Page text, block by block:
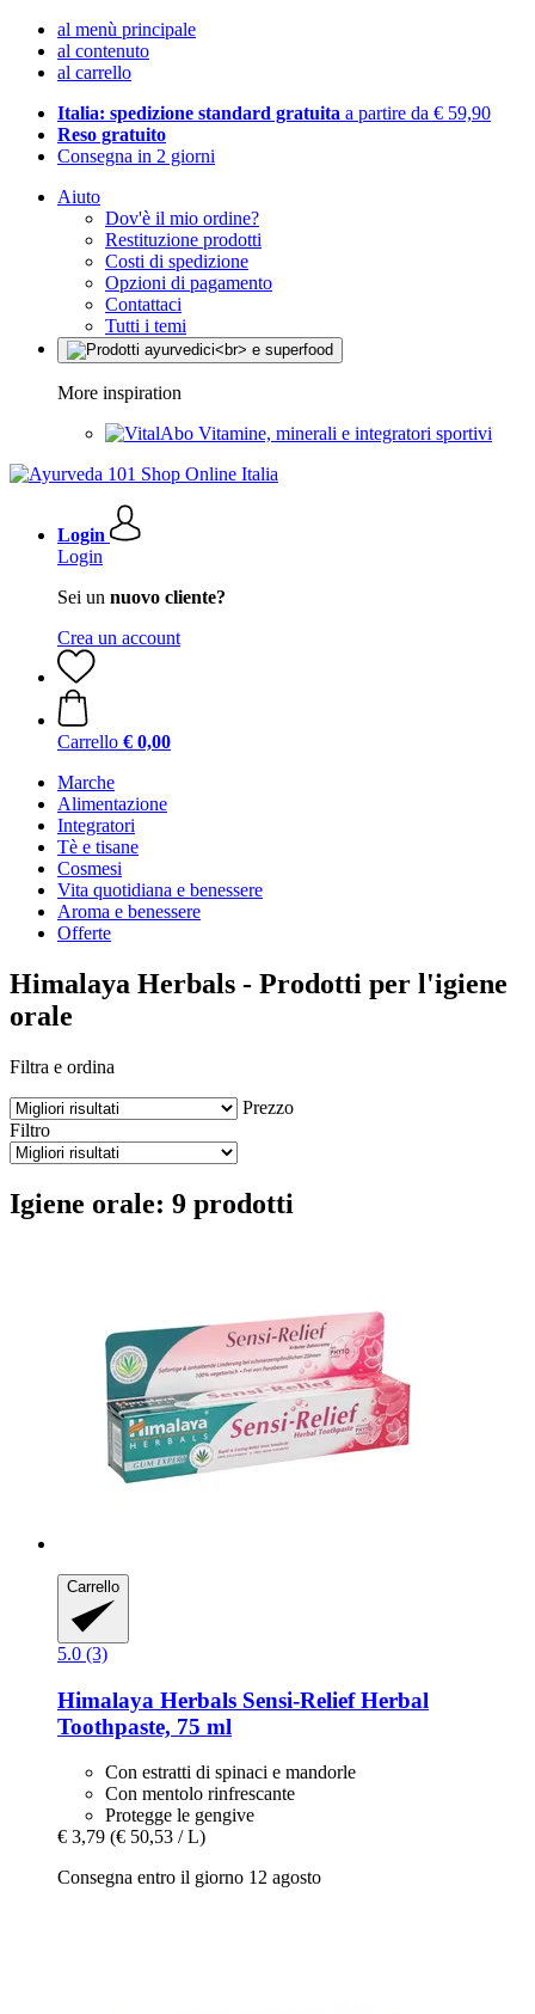
al menù principale
al contenuto
al carrello
Italia: spedizione standard gratuita a partire da € 59,90
Reso gratuito
Consegna in 2 giorni
Aiuto
Dov'è il mio ordine?
Restituzione prodotti
Costi di spedizione
Opzioni di pagamento
Contattaci
Tutti i temi
More inspiration
Vitamine, minerali e integratori sportivi
Login
Login
Sei un nuovo cliente?
Crea un account
Carrello € 0,00
Marche
Alimentazione
Integratori
Tè e tisane
Cosmesi
Vita quotidiana e benessere
Aroma e benessere
Offerte
Himalaya Herbals - Prodotti per l'igiene
orale
Filtra e ordina
Prezzo
Filtro
Igiene orale: 9 prodotti
Carrello
5.0 (3)
Himalaya Herbals Sensi-​Relief Herbal
Toothpaste, 75 ml
Con estratti di spinaci e mandorle
Con mentolo rinfrescante
Protegge le gengive
€ 3,79 (€ 50,53 / L)
Consegna entro il giorno 12 agosto